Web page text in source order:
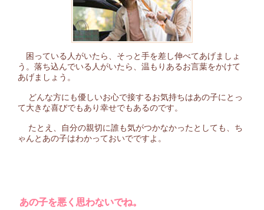
困っている人がいたら、そっと手を差し伸べてあげましょ
う。落ち込んでいる人がいたら、温もりあるお言葉をかけて
あげましょう。
どんな方にも優しいお心で接するお気持ちはあの子にとっ
て大きな喜びでもあり幸せでもあるのです。
たとえ、自分の親切に誰も気がつかなかったとしても、ち
ゃんとあの子はわかっておいでですよ。
あの子を悪く思わないでね。